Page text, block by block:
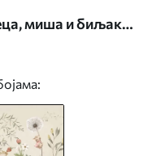
миша и биљака